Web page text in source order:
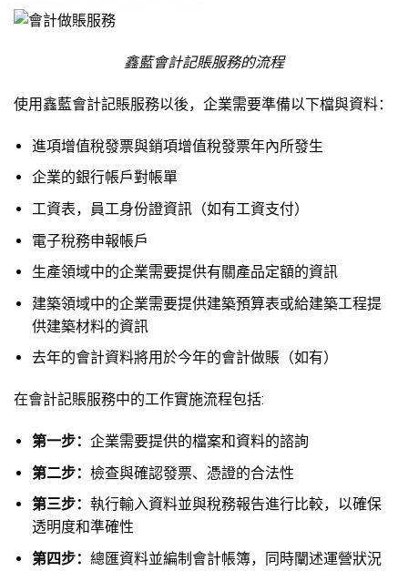
鑫藍會計記賬服務的流程
使用鑫藍會計記賬服務以後，企業需要準備以下檔與資料：
進項增值稅發票與銷項增值稅發票年內所發生
企業的銀行帳戶對帳單
工資表，員工身份證資訊（如有工資支付）
電子稅務申報帳戶
生產領域中的企業需要提供有關產品定額的資訊
建築領域中的企業需要提供建築預算表或給建築工程提
供建築材料的資訊
去年的會計資料將用於今年的會計做賬（如有）
在會計記賬服務中的工作實施流程包括:
第一步： 企業需要提供的檔案和資料的諮詢
第二步： 檢查與確認發票、憑證的合法性
第三步： 執行輸入資料並與稅務報告進行比較，以確保
透明度和準確性
第四步： 總匯資料並編制會計帳簿，同時闡述運營狀況